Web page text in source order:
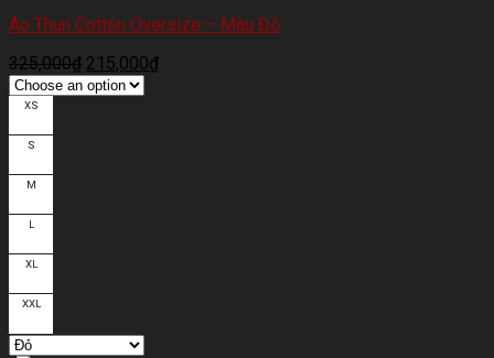
Áo Thun Cotton Oversize – Màu Đỏ
325,000₫ 215,000₫
XS
S
M
L
XL
XXL